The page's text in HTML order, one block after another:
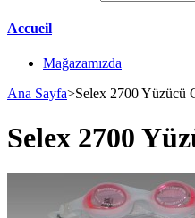
Accueil
Mağazamızda
Ana Sayfa>Selex 2700 Yüzücü
Selex 2700